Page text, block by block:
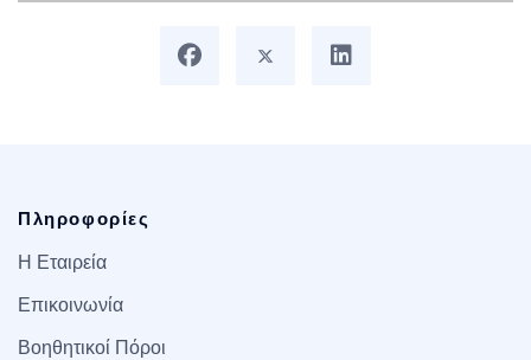
Πληροφορίες
Η Εταιρεία
Επικοινωνία
Βοηθητικοί Πόροι